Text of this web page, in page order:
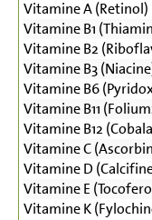
Vitamine A (Retinol)
Vitamine B1
Vitamine B2
Vitamine B3
Vitamine B6
Vitamine B11
Vitamine B12
Vitamine C
Vitamine D
Vitamine E
Vitamine K